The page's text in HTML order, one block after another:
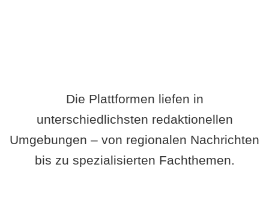
Die Plattformen liefen in
unterschiedlichsten redaktionellen
Umgebungen – von regionalen Nachrichten
bis zu spezialisierten Fachthemen.